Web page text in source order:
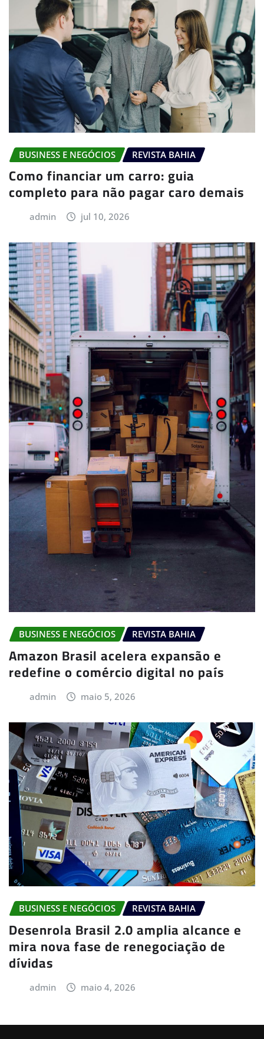
BUSINESS E NEGÓCIOS REVISTA BAHIA
Como financiar um carro: guia
completo para não pagar caro demais
admin jul 10, 2026
BUSINESS E NEGÓCIOS REVISTA BAHIA
Amazon Brasil acelera expansão e
redefine o comércio digital no país
admin maio 5, 2026
BUSINESS E NEGÓCIOS REVISTA BAHIA
Desenrola Brasil 2.0 amplia alcance e
mira nova fase de renegociação de
dívidas
admin maio 4, 2026